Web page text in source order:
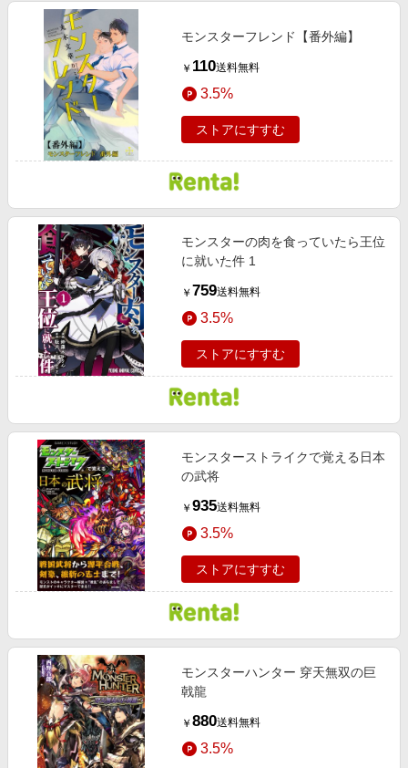
モンスターフレンド【番外編】
￥ 110送料無料
3.5%
ストアにすすむ
モンスターの肉を食っていたら王位
に就いた件 1
￥ 759送料無料
3.5%
ストアにすすむ
モンスターストライクで覚える日本
の武将
￥ 935送料無料
3.5%
ストアにすすむ
モンスターハンター 穿天無双の巨
戟龍
￥ 880送料無料
3.5%